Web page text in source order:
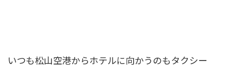
いつも松山空港からホテルに向かうのもタクシー